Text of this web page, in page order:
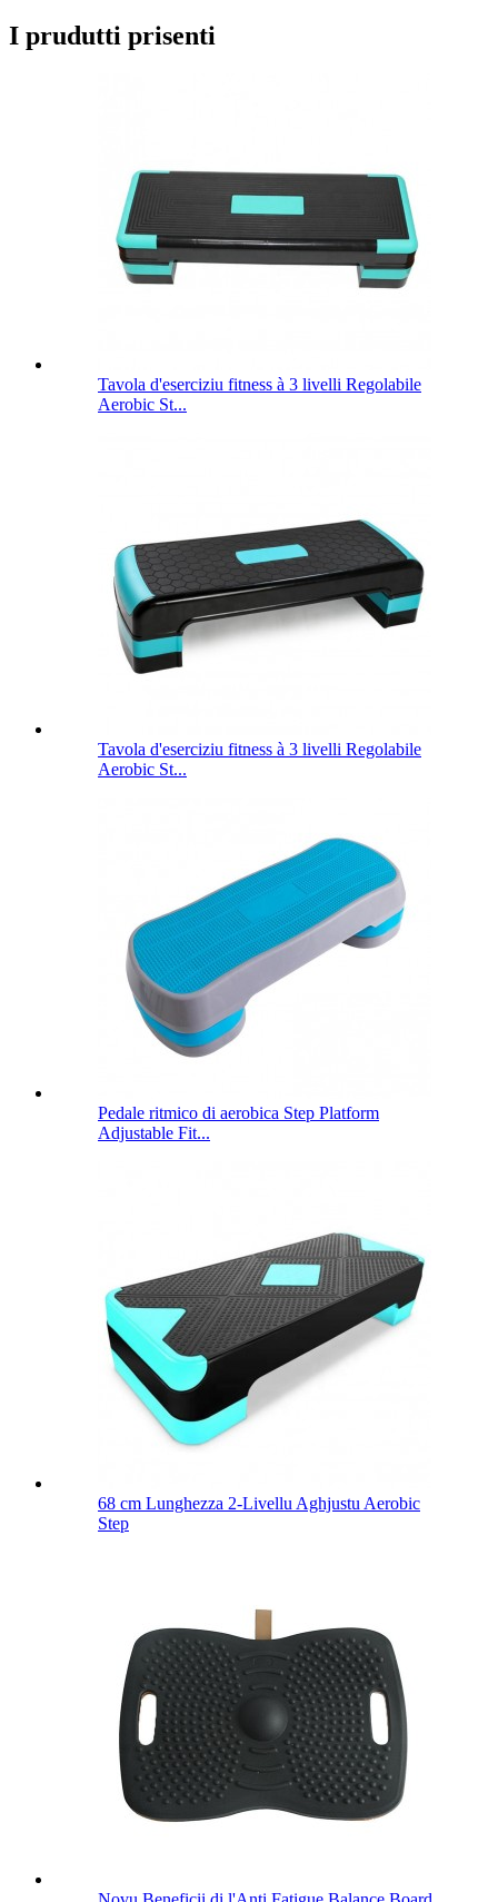
I prudutti prisenti
Tavola d'eserciziu fitness à 3 livelli Regolabile
Aerobic St...
Tavola d'eserciziu fitness à 3 livelli Regolabile
Aerobic St...
Pedale ritmico di aerobica Step Platform
Adjustable Fit...
68 cm Lunghezza 2-Livellu Aghjustu Aerobic
Step